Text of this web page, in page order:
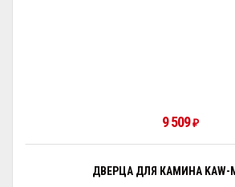
9 509 ₽
ДВЕРЦА ДЛЯ КАМИНА KAW-